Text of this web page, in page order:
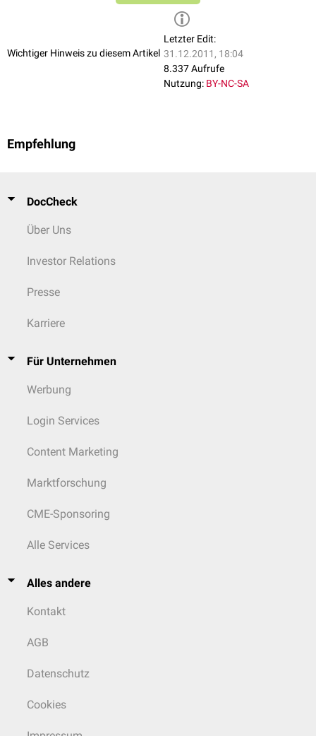
Wichtiger Hinweis zu diesem Artikel
Letzter Edit:
31.12.2011, 18:04
8.337 Aufrufe
Nutzung: BY-NC-SA
Empfehlung
DocCheck
Über Uns
Investor Relations
Presse
Karriere
Für Unternehmen
Werbung
Login Services
Content Marketing
Marktforschung
CME-Sponsoring
Alle Services
Alles andere
Kontakt
AGB
Datenschutz
Cookies